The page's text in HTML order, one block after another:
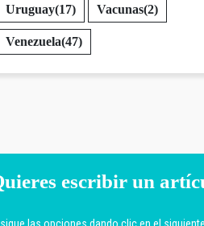
Uruguay(17) Vacunas(2)
Venezuela(47)
escribir un
las opciones dando clic en el